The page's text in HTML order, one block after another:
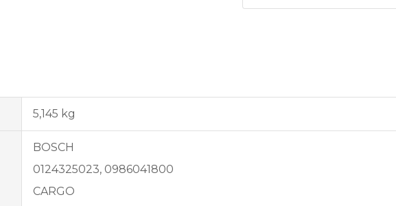
5,145 kg
BOSCH
0124325023, 0986041800
CARGO